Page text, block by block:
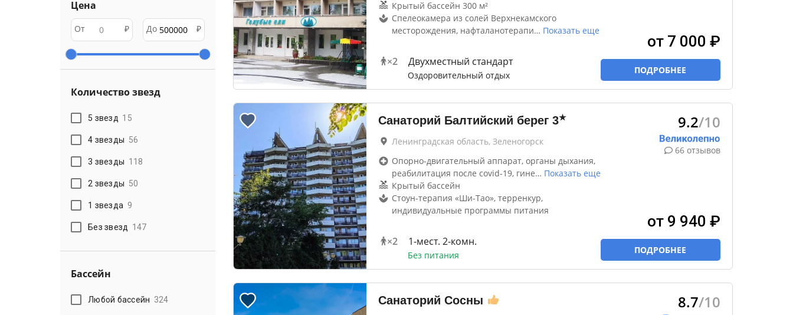
Цена
От ₽ До ₽
Количество звезд
5 звезд 15
4 звезды 56
3 звезды 118
2 звезды 50
1 звезда 9
Без звезд 147
Бассейн
Любой бассейн 324
Крытый бассейн 300 м²
Спелеокамера из солей Верхнекамского
месторождения, нафталанотерапи… Показать еще
×2 Двухместный стандарт
Оздоровительный отдых
от 7 000 ₽
ПОДРОБНЕЕ
Санаторий Балтийский берег 3★
Ленинградская область, Зеленогорск
Опорно-двигательный аппарат, органы дыхания,
реабилитация после covid-19, гине… Показать еще
Крытый бассейн
Стоун-терапия «Ши-Тао», терренкур,
индивидуальные программы питания
×2 1-мест. 2-комн.
Без питания
9.2/10
66 отзывов
от 9 940 ₽
ПОДРОБНЕЕ
Санаторий Сосны 8.7/10